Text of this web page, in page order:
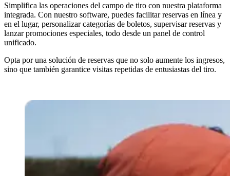
Simplifica las operaciones del campo de tiro con nuestra plataforma
integrada. Con nuestro software, puedes facilitar reservas en línea y
en el lugar, personalizar categorías de boletos, supervisar reservas y
lanzar promociones especiales, todo desde un panel de control
unificado.
Opta por una solución de reservas que no solo aumente los ingresos,
sino que también garantice visitas repetidas de entusiastas del tiro.